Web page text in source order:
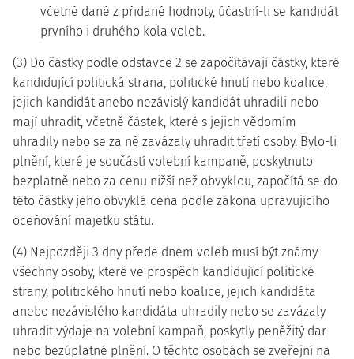
včetně daně z přidané hodnoty, účastní-li se kandidát
prvního i druhého kola voleb.
(3) Do částky podle odstavce 2 se započítávají částky, které
kandidující politická strana, politické hnutí nebo koalice,
jejich kandidát anebo nezávislý kandidát uhradili nebo
mají uhradit, včetně částek, které s jejich vědomím
uhradily nebo se za ně zavázaly uhradit třetí osoby. Bylo-li
plnění, které je součástí volební kampaně, poskytnuto
bezplatně nebo za cenu nižší než obvyklou, započítá se do
této částky jeho obvyklá cena podle zákona upravujícího
oceňování majetku státu.
(4) Nejpozději 3 dny přede dnem voleb musí být známy
všechny osoby, které ve prospěch kandidující politické
strany, politického hnutí nebo koalice, jejich kandidáta
anebo nezávislého kandidáta uhradily nebo se zavázaly
uhradit výdaje na volební kampaň, poskytly peněžitý dar
nebo bezúplatné plnění. O těchto osobách se zveřejní na